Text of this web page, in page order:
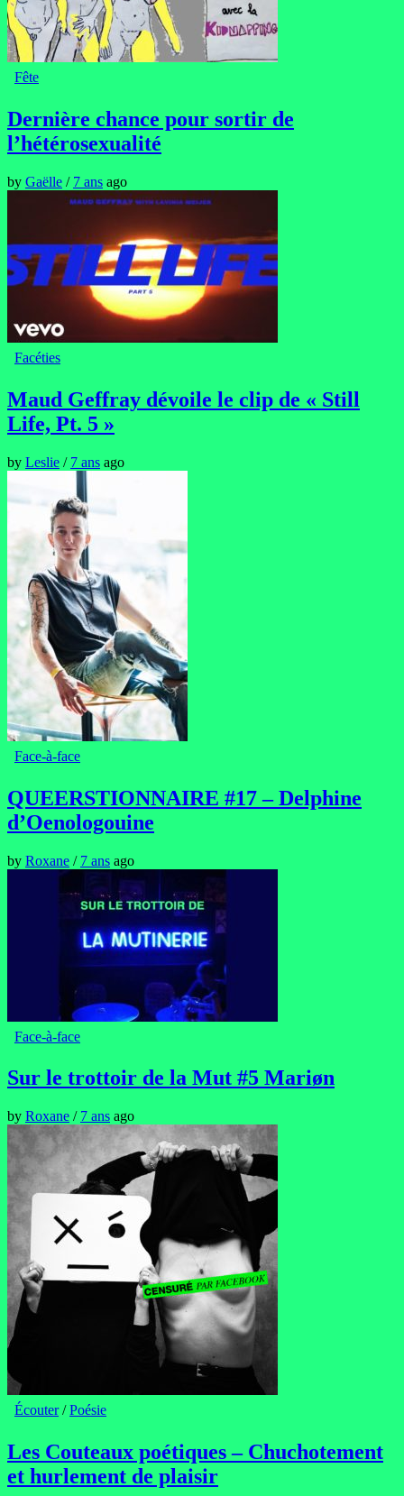
Fête
Dernière chance pour sortir de
l’hétérosexualité
by Gaëlle / 7 ans ago
Facéties
Maud Geffray dévoile le clip de « Still
Life, Pt. 5 »
by Leslie / 7 ans ago
Face-à-face
QUEERSTIONNAIRE #17 – Delphine
d’Oenologouine
by Roxane / 7 ans ago
Face-à-face
Sur le trottoir de la Mut #5 Mariøn
by Roxane / 7 ans ago
Écouter/Poésie
Les Couteaux poétiques – Chuchotement
et hurlement de plaisir